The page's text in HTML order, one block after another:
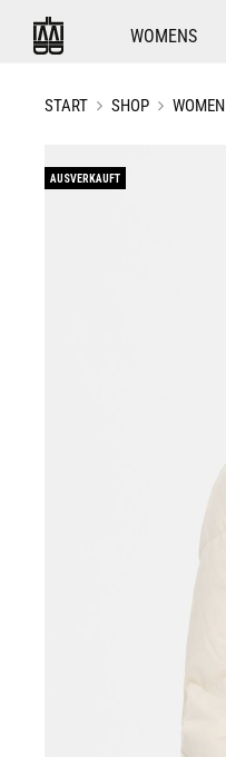
WOMENS
START SHOP WOMEN
AUSVERKAUFT